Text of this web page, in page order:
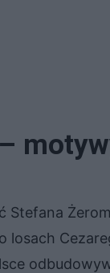
Stefana
losach